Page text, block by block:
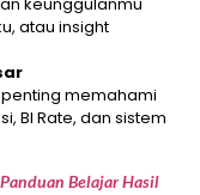
keunggulanmu
atau insight
memahami
BI Rate, dan sistem
Belajar Hasil